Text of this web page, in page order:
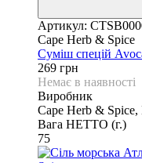
Артикул:
Cape Herb & Spice
Суміш спецій
269 грн
Немає в наявності
Виробник
Cape Herb &
Вага НЕТТО (г.)
75